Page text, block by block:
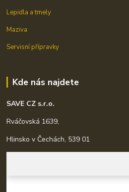
Lepidla a tmely
Maziva
Servisní přípravky
Kde nás najdete
SAVE CZ s.r.o.
Rváčovská 1639,
Hlinsko v Čechách, 539 01